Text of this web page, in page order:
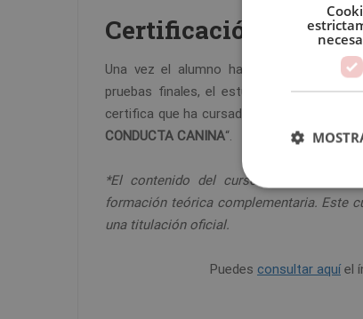
Certificación
Una vez el alumno haya finalizado la
pruebas finales, el estudiante recibirá un
certifica que ha cursado el “
CONDUCTA CANINA“.
*El contenido del curso se encuentra
formación teórica complementaria. Este
una titulación oficial.
Puedes consultar aquíel